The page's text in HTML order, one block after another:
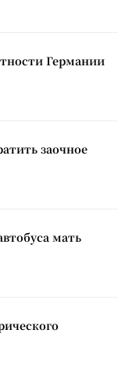
Германии
заочное
мать